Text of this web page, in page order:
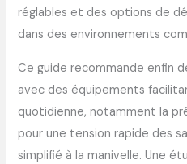
réglables et des options de
dans des environnements
Ce guide recommande enfin
avec des équipements
quotidienne, notamment la
pour une tension rapide des
simplifié à la manivelle. Une